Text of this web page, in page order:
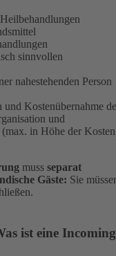
sinnvollen
nahestehenden Person
Kostenübernahme
und
in Höhe der
muss separat
Gäste: Sie
ist eine